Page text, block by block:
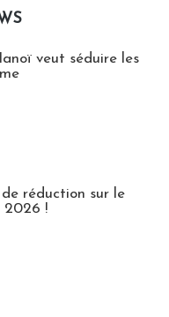
veut séduire les
réduction sur le
2026 !